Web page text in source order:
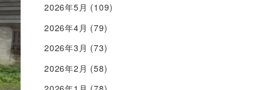
2026年5月 (109)
2026年4月 (79)
2026年3月 (73)
2026年2月 (58)